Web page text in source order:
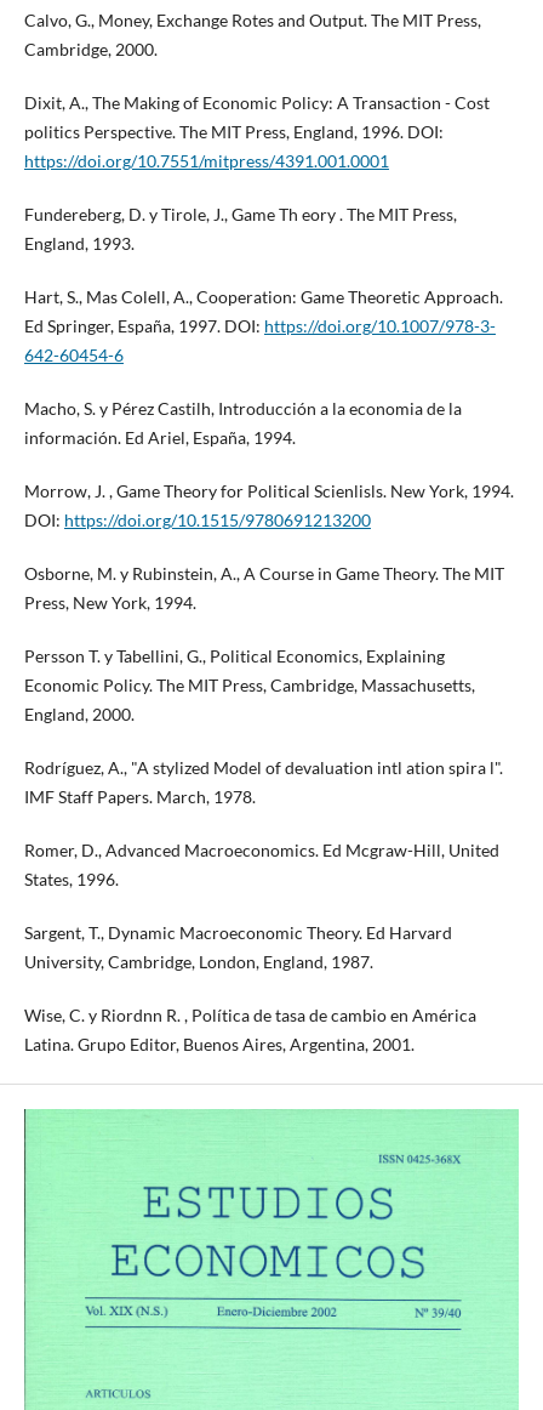
Calvo, G., Money, Exchange Rotes and Output. The MIT Press,
Cambridge, 2000.
Dixit, A., The Making of Economic Policy: A Transaction - Cost
politics Perspective. The MIT Press, England, 1996. DOI:
https://doi.org/10.7551/mitpress/4391.001.0001
Fundereberg, D. y Tirole, J., Game Th eory . The MIT Press,
England, 1993.
Hart, S., Mas Colell, A., Cooperation: Game Theoretic Approach.
Ed Springer, España, 1997. DOI: https://doi.org/10.1007/978-3-
642-60454-6
Macho, S. y Pérez Castilh, Introducción a la economia de la
información. Ed Ariel, España, 1994.
Morrow, J. , Game Theory for Political Scienlisls. New York, 1994.
DOI: https://doi.org/10.1515/9780691213200
Osborne, M. y Rubinstein, A., A Course in Game Theory. The MIT
Press, New York, 1994.
Persson T. y Tabellini, G., Political Economics, Explaining
Economic Policy. The MIT Press, Cambridge, Massachusetts,
England, 2000.
Rodríguez, A., "A stylized Model of devaluation intl ation spira l".
IMF Staff Papers. March, 1978.
Romer, D., Advanced Macroeconomics. Ed Mcgraw-Hill, United
States, 1996.
Sargent, T., Dynamic Macroeconomic Theory. Ed Harvard
University, Cambridge, London, England, 1987.
Wise, C. y Riordnn R. , Política de tasa de cambio en América
Latina. Grupo Editor, Buenos Aires, Argentina, 2001.